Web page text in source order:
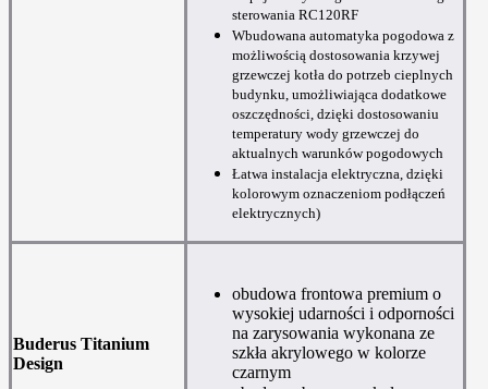
sterowania RC120RF
Wbudowana automatyka pogodowa z
możliwością dostosowania krzywej
grzewczej kotła do potrzeb cieplnych
budynku, umożliwiająca dodatkowe
oszczędności, dzięki dostosowaniu
temperatury wody grzewczej do
aktualnych warunków pogodowych
Łatwa instalacja elektryczna, dzięki
kolorowym oznaczeniom podłączeń
elektrycznych)
Buderus Titanium
Design
obudowa frontowa premium o
wysokiej udarności i odporności
na zarysowania wykonana ze
szkła akrylowego w kolorze
czarnym